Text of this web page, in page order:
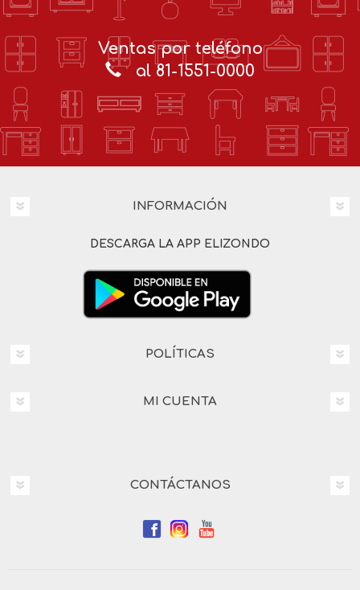
Ventas por teléfono
al 81-1551-0000
INFORMACIÓN
DESCARGA LA APP ELIZONDO
POLÍTICAS
MI CUENTA
CONTÁCTANOS